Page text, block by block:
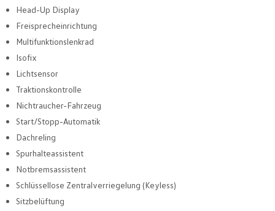
Head-Up Display
Freisprecheinrichtung
Multifunktionslenkrad
Isofix
Lichtsensor
Traktionskontrolle
Nichtraucher-Fahrzeug
Start/Stopp-Automatik
Dachreling
Spurhalteassistent
Notbremsassistent
Schlüssellose Zentralverriegelung (Keyless)
Sitzbelüftung